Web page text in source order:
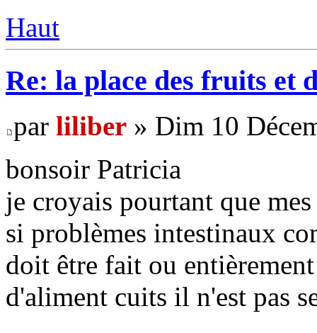
Haut
Re: la place des fruits et
par liliber » Dim 10
bonsoir Patricia
je croyais pourtant que
si problèmes intestinaux
doit être fait ou
d'aliment cuits il n'est pas